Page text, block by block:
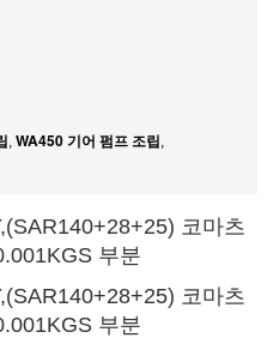
, WA450 기어 펌프 조립,
코마츠
부분
코마츠
부분